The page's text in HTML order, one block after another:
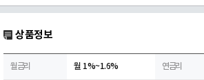
상품정보
월금리 월 1%~1.6% 연금리